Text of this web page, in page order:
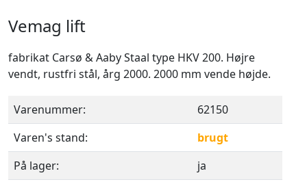
Vemag lift
fabrikat Carsø & Aaby Staal type HKV 200. Højre
vendt, rustfri stål, årg 2000. 2000 mm vende højde.
Varenummer:
62150
Varen's stand:
brugt
På lager:
ja